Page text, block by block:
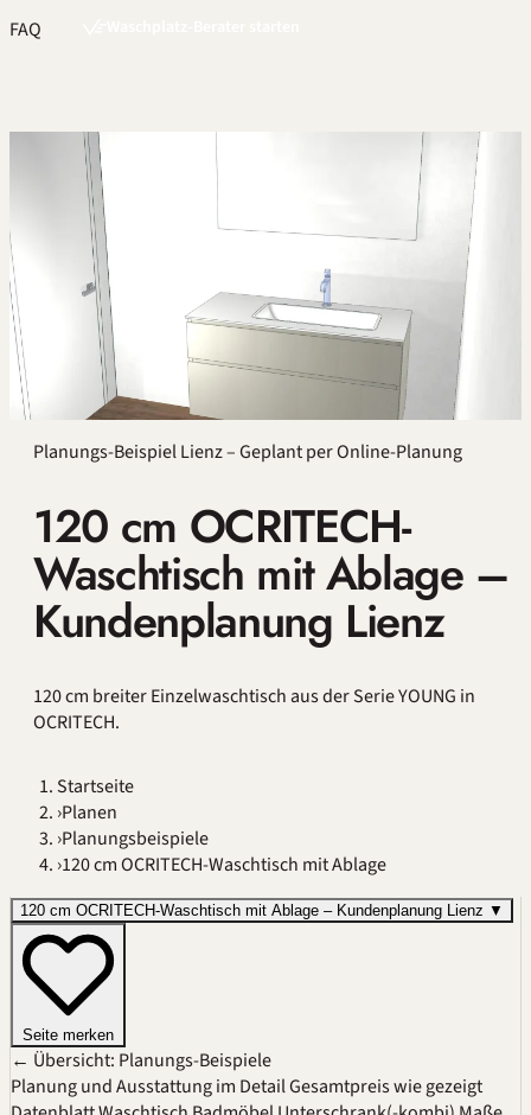
FAQ
Planungs-Beispiel Lienz – Geplant per Online-Planung
120 cm OCRITECH-
Waschtisch mit Ablage –
Kundenplanung Lienz
120 cm breiter Einzelwaschtisch aus der Serie YOUNG in
OCRITECH.
Startseite
›Planen
›Planungsbeispiele
›120 cm OCRITECH-Waschtisch mit Ablage
120 cm OCRITECH-Waschtisch mit Ablage – Kundenplanung Lienz ▼
Seite merken
← Übersicht: Planungs-Beispiele
Planung und Ausstattung im DetailGesamtpreis wie gezeigt